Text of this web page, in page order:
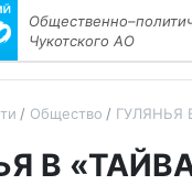
Чукотского АО
Общество ГУЛЯНЬЯ
В